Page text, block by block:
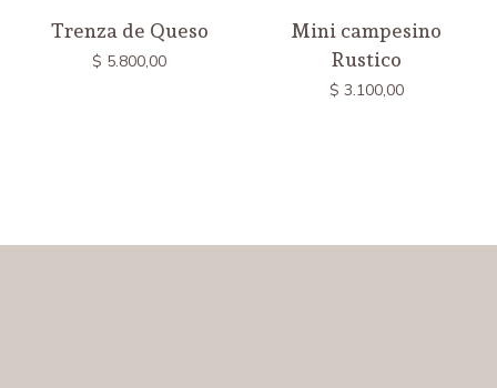
Trenza de Queso
$ 5.800,00
Mini campesino
Rustico
$ 3.100,00